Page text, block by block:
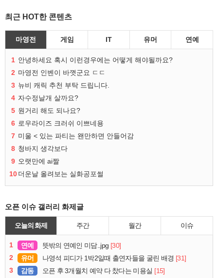
최근 HOT한 콘텐츠
마영전 게임 IT 유머 연예
1 안녕하세요 혹시 이런경우에는 어떻게 해야될까요?
2 마영전 인벤이 바꼇군요 ㄷㄷ
3 뉴비 캐릭 추천 부탁 드립니다.
4 자수정날개 살까요?
5 원거리 해도 되나요?
6 로우라이즈 크러쉬 이쁘네용
7 미울 < 있는 파티는 왠만하면 안들어감
8 청바지 생각보다
9 오랫만에 ai짤
10더운날 올려보는 실화공포썰
오픈 이슈 갤러리 화제글
오늘의 화제 주간 월간 이슈
1 연예 뜻밖의 연예인 미담..jpg [30]
2
유머 나영석 피디가 1박2일때 출연자들을 굴린 배경 [31]
3
감동 오픈 후 3개월치 예약 다 찼다는 미용실 [15]